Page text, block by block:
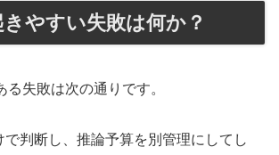
やすい失敗は何か？
る失敗は次の通りです。
で判断し、推論予算を別管理にしてし